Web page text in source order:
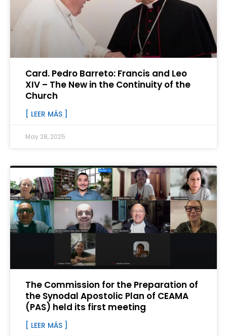
Card. Pedro Barreto: Francis and Leo
XIV – The New in the Continuity of the
Church
[ LEER MÁS ]
May 28, 2025
The Commission for the Preparation of
the Synodal Apostolic Plan of CEAMA
(PAS) held its first meeting
[ LEER MÁS ]